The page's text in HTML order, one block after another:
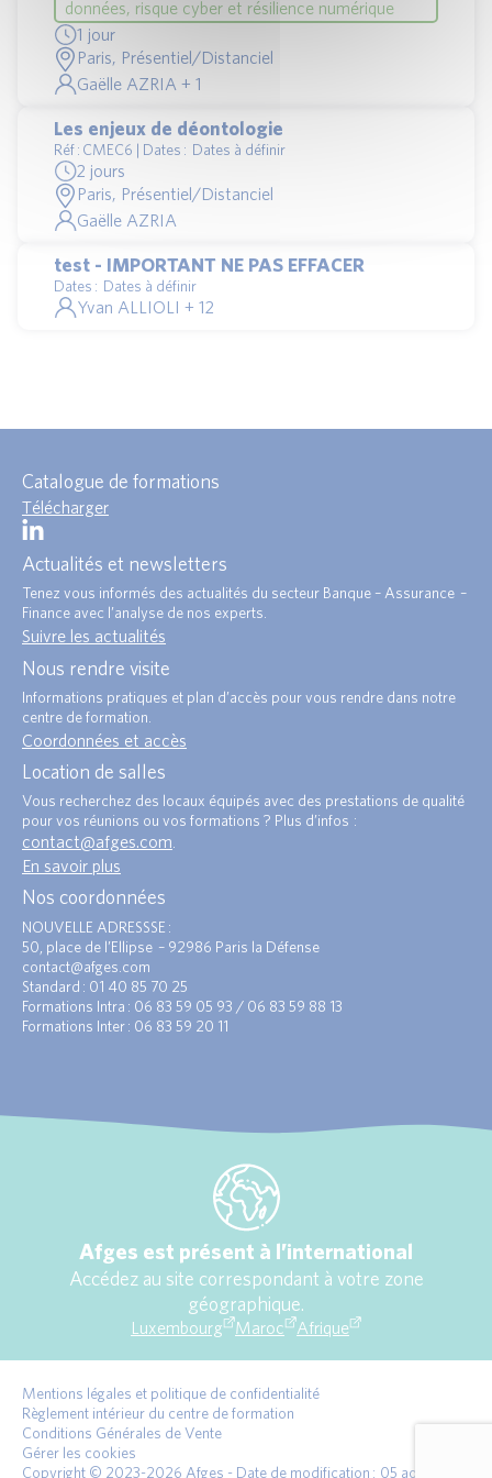
données, risque cyber et résilience numérique
1 jour
Paris, Présentiel/Distanciel
Gaëlle AZRIA + 1
Les enjeux de déontologie
Réf : CMEC6 | Dates : Dates à définir
2 jours
Paris, Présentiel/Distanciel
Gaëlle AZRIA
test - IMPORTANT NE PAS EFFACER
Dates : Dates à définir
Yvan ALLIOLI + 12
Catalogue de formations
Télécharger
Actualités et newsletters
Tenez vous informés des actualités du secteur Banque – Assurance –
Finance avec l’analyse de nos experts.
Suivre les actualités
Nous rendre visite
Informations pratiques et plan d’accès pour vous rendre dans notre
centre de formation.
Coordonnées et accès
Location de salles
Vous recherchez des locaux équipés avec des prestations de qualité
pour vos réunions ou vos formations ? Plus d’infos :
contact@afges.com
En savoir plus
Nos coordonnées
NOUVELLE ADRESSSE :
50, place de l’Ellipse – 92986 Paris la Défense
contact@afges.com
Standard : 01 40 85 70 25
Formations Intra : 06 83 59 05 93 / 06 83 59 88 13
Formations Inter : 06 83 59 20 11
Afges est présent à l’international
Accédez au site correspondant à votre zone
géographique.
Luxembourg Maroc Afrique
Mentions légales et politique de confidentialité
Règlement intérieur du centre de formation
Conditions Générales de Vente
Gérer les cookies
Copyright © 2023-2026 Afges - Date de modification : 05 août 2026